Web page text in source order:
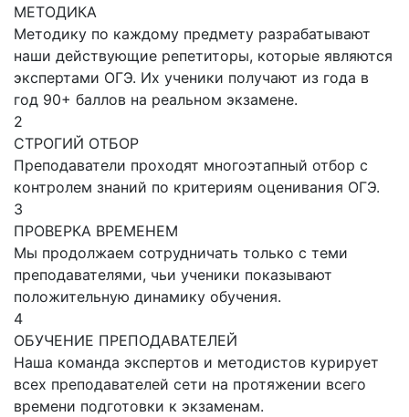
МЕТОДИКА
Методику по каждому предмету разрабатывают
наши действующие репетиторы, которые являются
экспертами ОГЭ. Их ученики получают из года в
год 90+ баллов на реальном экзамене.
2
СТРОГИЙ ОТБОР
Преподаватели проходят многоэтапный отбор с
контролем знаний по критериям оценивания ОГЭ.
3
ПРОВЕРКА ВРЕМЕНЕМ
Мы продолжаем сотрудничать только с теми
преподавателями, чьи ученики показывают
положительную динамику обучения.
4
ОБУЧЕНИЕ ПРЕПОДАВАТЕЛЕЙ
Наша команда экспертов и методистов курирует
всех преподавателей сети на протяжении всего
времени подготовки к экзаменам.